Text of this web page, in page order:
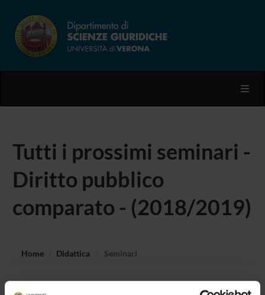
Tutti i prossimi seminari -
Diritto pubblico
comparato - (2018/2019)
Home Didattica Seminari